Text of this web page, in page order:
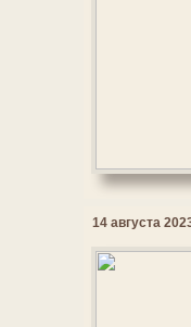
14 августа